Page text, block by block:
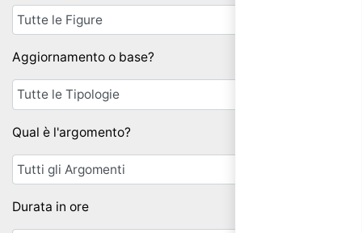
Aggiornamento o base?
Qual è l'argomento?
Durata in ore